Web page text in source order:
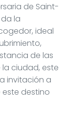
de Saint-
la
ideal
de las
ciudad, este
invitación a
destino